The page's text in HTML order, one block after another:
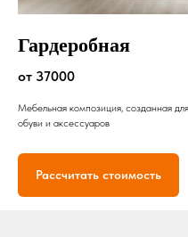
Гардеробная
от 37000
Мебельная композиция, созданная
обуви и аксессуаров
Рассчитать стоимость